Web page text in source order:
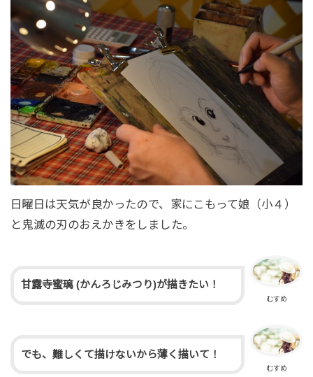
日曜日は天気が良かったので、家にこもって娘（小４）
と鬼滅の刃のおえかきをしました。
むすめ
甘露寺蜜璃 (かんろじみつり)が描きたい！
むすめ
でも、難しくて描けないから薄く描いて！